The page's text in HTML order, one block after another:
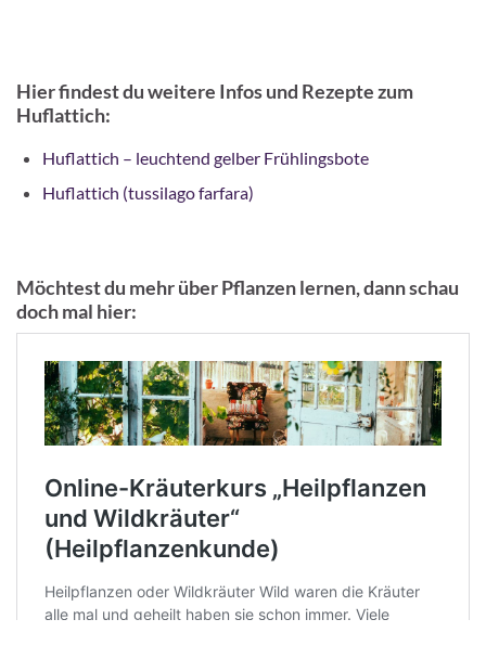
Hier findest du weitere Infos und Rezepte zum
Huflattich:
Huflattich – leuchtend gelber Frühlingsbote
Huflattich (tussilago farfara)
Möchtest du mehr über Pflanzen lernen, dann schau
doch mal hier: